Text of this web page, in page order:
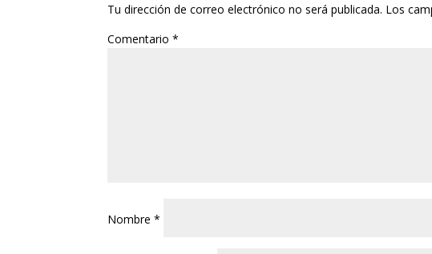
Tu dirección de correo electrónico no será publicada. Los
Comentario*
Nombre*